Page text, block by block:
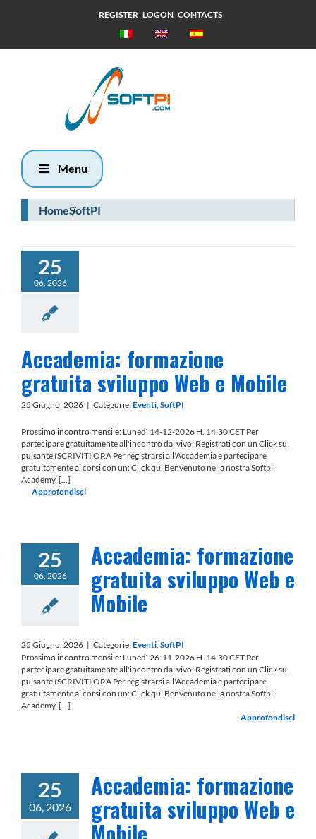
REGISTER LOGON CONTACTS
Menu
HomeSoftPI
25
06, 2026
Accademia: formazione
gratuita sviluppo Web e Mobile
25 Giugno, 2026 | Categorie:Eventi, SoftPI
Prossimo incontro mensile: Lunedì 14-12-2026 H. 14:30 CET Per
partecipare gratuitamente all'incontro dal vivo: Registrati con un Click sul
pulsante ISCRIVITI ORA Per registrarsi all'Accademia e partecipare
gratuitamente ai corsi con un: Click qui Benvenuto nella nostra Softpi
Academy, [...]
Approfondisci
25
06, 2026
Accademia: formazione
gratuita sviluppo Web e
Mobile
25 Giugno, 2026 | Categorie:Eventi, SoftPI
Prossimo incontro mensile: Lunedì 26-11-2026 H. 14:30 CET Per
partecipare gratuitamente all'incontro dal vivo: Registrati con un Click sul
pulsante ISCRIVITI ORA Per registrarsi all'Accademia e partecipare
gratuitamente ai corsi con un: Click qui Benvenuto nella nostra Softpi
Academy, [...]
Approfondisci
25
06, 2026
Accademia: formazione
gratuita sviluppo Web e